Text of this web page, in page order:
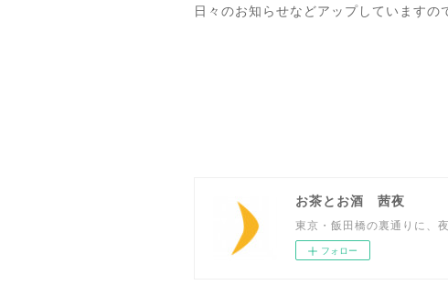
日々のお知らせなどアップしていますの
お茶とお酒 茜夜
東京・飯田橋の裏通りに、
フォロー